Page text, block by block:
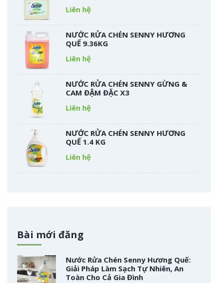
Liên hệ
NƯỚC RỬA CHÉN SENNY HƯƠNG
QUẾ 9.36KG
Liên hệ
NƯỚC RỬA CHÉN SENNY GỪNG &
CAM ĐẬM ĐẶC X3
Liên hệ
NƯỚC RỬA CHÉN SENNY HƯƠNG
QUẾ 1.4 KG
Liên hệ
Bài mới đăng
Nước Rửa Chén Senny Hương Quế:
Giải Pháp Làm Sạch Tự Nhiên, An
Toàn Cho Cả Gia Đình